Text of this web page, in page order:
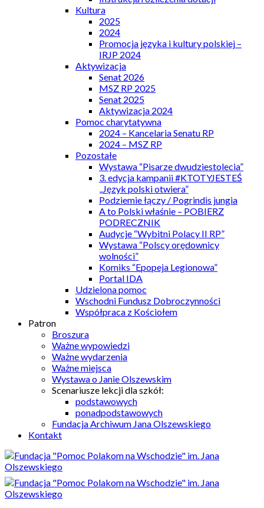
Kultura
2025
2024
Promocja języka i kultury polskiej –
IRJP 2024
Aktywizacja
Senat 2026
MSZ RP 2025
Senat 2025
Aktywizacja 2024
Pomoc charytatywna
2024 – Kancelaria Senatu RP
2024 – MSZ RP
Pozostałe
Wystawa “Pisarze dwudziestolecia”
3. edycja kampanii #KTOTYJESTEŚ
„Język polski otwiera”
Podziemie łączy / Pogrindis jungia
A to Polski właśnie – POBIERZ
PODRECZNIK
Audycje “Wybitni Polacy II RP”
Wystawa “Polscy orędownicy
wolności”
Komiks “Epopeja Legionowa”
Portal IDA
Udzielona pomoc
Wschodni Fundusz Dobroczynności
Współpraca z Kościołem
Patron
Broszura
Ważne wypowiedzi
Ważne wydarzenia
Ważne miejsca
Wystawa o Janie Olszewskim
Scenariusze lekcji dla szkół:
podstawowych
ponadpodstawowych
Fundacja Archiwum Jana Olszewskiego
Kontakt